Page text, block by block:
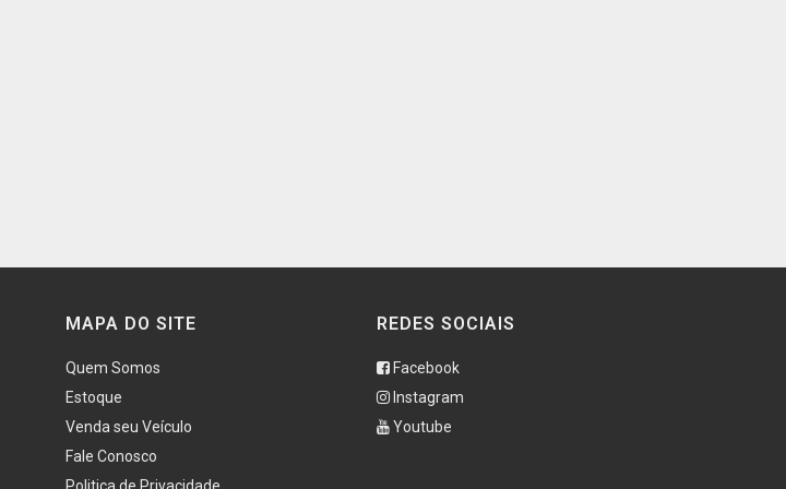
MAPA DO SITE
Quem Somos
Estoque
Venda seu Veículo
Fale Conosco
Politica de Privacidade
REDES SOCIAIS
Facebook
Instagram
Youtube